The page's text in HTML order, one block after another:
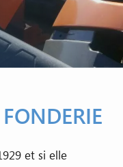
et si elle